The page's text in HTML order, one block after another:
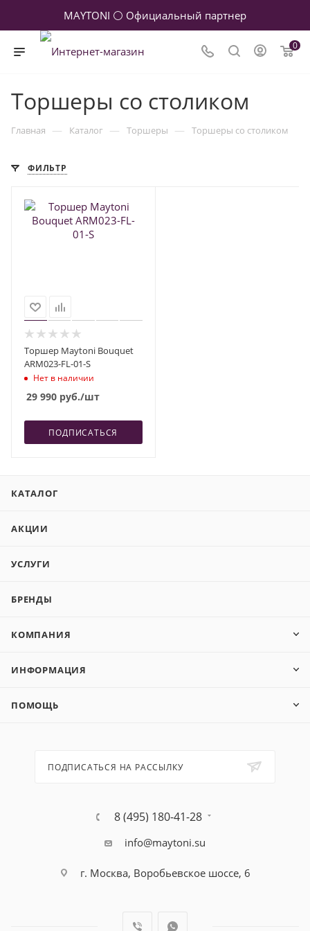
MAYTONI ⚪ Официальный партнер
0
Торшеры со столиком
Главная — Каталог — Торшеры — Торшеры со столиком
ФИЛЬТР
Торшер Maytoni Bouquet
ARM023-FL-01-S
Нет в наличии
29 990 руб./шт
ПОДПИСАТЬСЯ
КАТАЛОГ
АКЦИИ
УСЛУГИ
БРЕНДЫ
КОМПАНИЯ
ИНФОРМАЦИЯ
ПОМОЩЬ
ПОДПИСАТЬСЯ НА РАССЫЛКУ
8 (495) 180-41-28
info@maytoni.su
г. Москва, Воробьевское шоссе, 6